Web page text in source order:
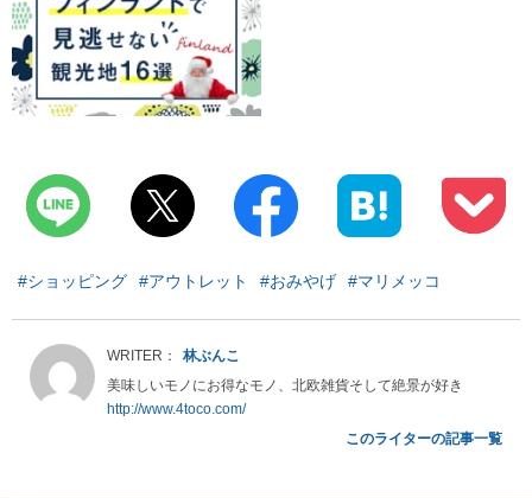
#ショッピング #アウトレット #おみやげ #マリメッコ
林ぶんこ
美味しいモノにお得なモノ、北欧雑貨そして絶景が好き
http://www.4toco.com/
このライターの記事一覧